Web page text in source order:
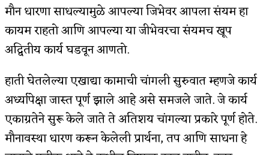
किती घोषणांचा पाऊस होता
कसं हुईन तं हू माय…
काळजाचे प्रेत
चमकदार चांदी
आदिवासींचा डॉक्टर, समाजसेवेचा ध्यास : डॉ. राहुल
जोशी
मौन धारणा साधल्यामुळे आपल्या जिभेवर आपला संयम हा
कायम राहतो आणि आपल्या या जीभेवरचा संयमच खूप
अद्वितीय कार्य घडवून आणतो.
हाती घेतलेल्या एखाद्या कामाची चांगली सुरुवात म्हणजे कार्य
अर्ध्यापेक्षा जास्त पूर्ण झाले आहे असे समजले जाते. जे कार्य
एकाग्रतेने सुरू केले जाते ते अतिशय चांगल्या प्रकारे पूर्ण होते.
मौनावस्था धारण करून केलेली प्रार्थना, तप आणि साधना हे